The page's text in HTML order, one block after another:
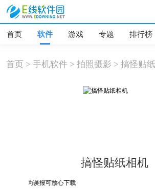
首页 软件 游戏 专题 排行榜
首页 >手机软件 >拍照摄影 >搞怪贴
搞怪贴纸相机
险，均为误报可放心下载